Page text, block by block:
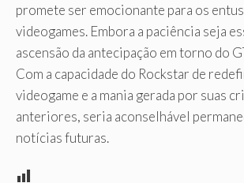
promete ser emocionante para os
videogames. Embora a paciência seja
ascensão da antecipação em torno do
Com a capacidade do Rockstar de
videogame e a mania gerada por suas
anteriores, seria aconselhável
notícias futuras.